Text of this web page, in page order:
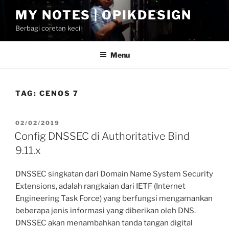
content
MY NOTES | OPIKDESIGN
Berbagi coretan kecil
Menu
TAG: CENOS 7
POSTED
ON
02/02/2019
Config DNSSEC di Authoritative Bind
9.11.x
DNSSEC singkatan dari Domain Name System Security
Extensions, adalah rangkaian dari IETF (Internet
Engineering Task Force) yang berfungsi mengamankan
beberapa jenis informasi yang diberikan oleh DNS.
DNSSEC akan menambahkan tanda tangan digital